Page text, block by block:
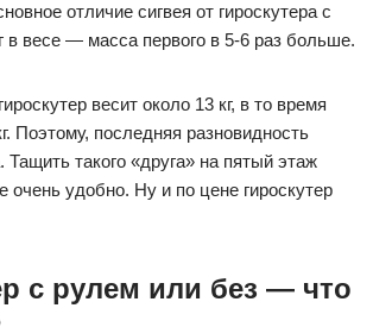
отличие сигвея от гироскутера с
в весе — масса первого в 5-6 раз больше.
весит около 13 кг, в то время
Поэтому, последняя разновидность
Тащить такого «друга» на пятый этаж
очень удобно. Ну и по цене гироскутер
с рулем или без — что